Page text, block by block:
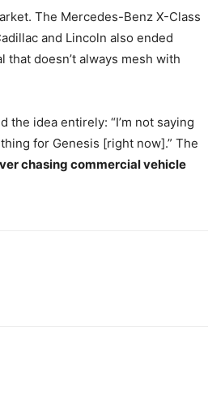
The Mercedes-Benz X-Class
and Lincoln also ended
doesn’t always mesh with
the idea entirely: “I’m not saying
for Genesis [right now].” The
chasing commercial vehicle